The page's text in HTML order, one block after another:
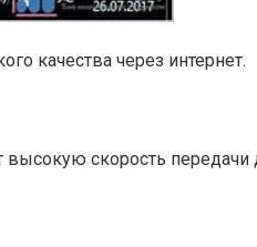
качества через интернет.
высокую скорость